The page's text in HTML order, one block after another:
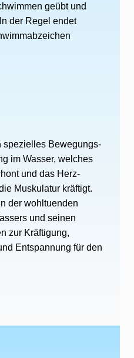
geübt und
der Regel endet
spezielles Bewegungs-
im Wasser, welches
und das Herz-
Muskulatur kräftigt.
der wohltuenden
und seinen
zur Kräftigung,
Entspannung für den